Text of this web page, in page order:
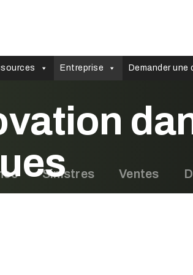
Entreprise Demander
Sinistres Ventes